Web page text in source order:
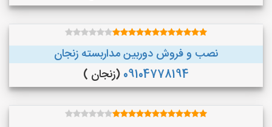
نصب و فروش دوربین مداربسته زنجان
09104778194 (زنجان )